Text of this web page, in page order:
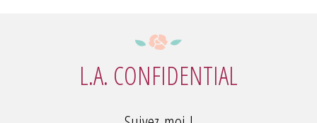
L.A. CONFIDENTIAL